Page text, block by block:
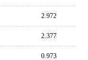
2.972
2.377
0.973